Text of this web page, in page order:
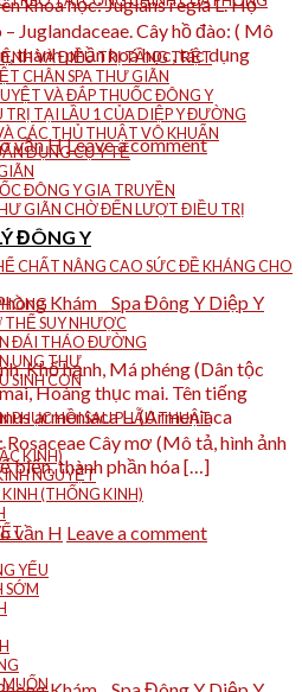
VÀ ĐIỀU TRỊ TẦNG TRỆT
CHÂN SPA THƯ GIÃN
VÀ ĐẮP THUỐC ĐÔNG Y
TẠI LẦU 1 CỦA DIỆP Y ĐƯỜNG
CÁC THỦ THUẬT VÔ KHUẨN
DỤNG CỤ Y TẾ
ĐÔNG Y GIA TRUYỀN
GIÃN CHỜ ĐẾN LƯỢT ĐIỀU TRỊ
ĐÔNG Y
CHẤT NÂNG CAO SỨC ĐỀ KHÁNG CHO
SUY NHƯỢC
ĐÁI THÁO ĐƯỜNG
UNG THƯ
SINH CON
PHỤC HỒI SAU PHẪU THUẬT
KINH)
NGUYỆT
(THỐNG KINH)
YẾU
SỚM
Juglandaceae. Cây hồ đào: ( Mô
thành phần hoá học, tác dụng
vần HLeave a comment
Khám _ Spa Đông Y Diệp Y
Khổ hạnh, Má phéng (Dân tộc
Hoàng thục mai. Tên tiếng
armeniaca L. (Armeniaca
Cây mơ (Mô tả, hình ảnh
biến, thành phần hóa […]
vần H Leave a comment